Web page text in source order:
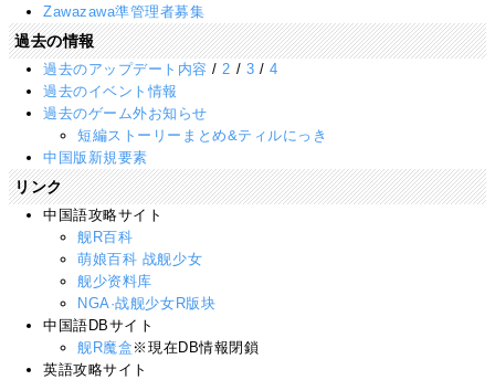
Zawazawa準管理者募集
過去の情報
過去のアップデート内容 /2 / 3 / 4
過去のイベント情報
過去のゲーム外お知らせ
短編ストーリーまとめ&ティルにっき
中国版新規要素
リンク
中国語攻略サイト
舰R百科
萌娘百科 战舰少女
舰少资料库
NGA·战舰少女R版块
中国語DBサイト
舰R魔盒 ※現在DB情報閉鎖
英語攻略サイト